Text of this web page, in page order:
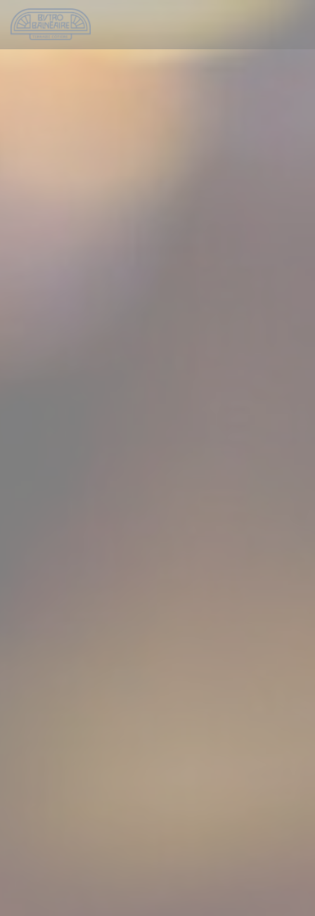
Personnalisation de vos choix en matière de cookies